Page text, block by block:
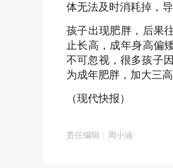
体无法及时消耗掉，
孩子出现肥胖，后果
止长高，成年身高偏
不可忽视，很多孩子
为成年肥胖，加大三
（现代快报）
责任编辑：周小涵